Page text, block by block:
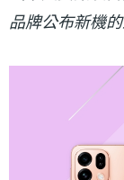
品牌公布新機的